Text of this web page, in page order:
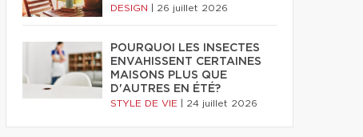
DESIGN 26 juillet 2026
POURQUOI LES INSECTES
ENVAHISSENT CERTAINES
MAISONS PLUS QUE
D'AUTRES EN ÉTÉ?
STYLE DE VIE 24 juillet 2026